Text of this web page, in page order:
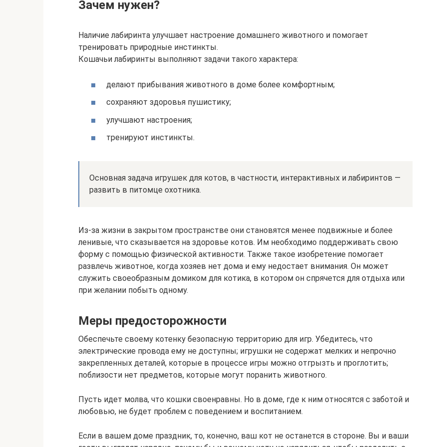
Зачем нужен?
Наличие лабиринта улучшает настроение домашнего животного и помогает
тренировать природные инстинкты.
Кошачьи лабиринты выполняют задачи такого характера:
делают прибывания животного в доме более комфортным;
сохраняют здоровья пушистику;
улучшают настроения;
тренируют инстинкты.
Основная задача игрушек для котов, в частности, интерактивных и лабиринтов —
развить в питомце охотника.
Из-за жизни в закрытом пространстве они становятся менее подвижные и более
ленивые, что сказывается на здоровье котов. Им необходимо поддерживать свою
форму с помощью физической активности. Также такое изобретение помогает
развлечь животное, когда хозяев нет дома и ему недостает внимания. Он может
служить своеобразным домиком для котика, в котором он спрячется для отдыха или
при желании побыть одному.
Меры предосторожности
Обеспечьте своему котенку безопасную территорию для игр. Убедитесь, что
электрические провода ему не доступны; игрушки не содержат мелких и непрочно
закрепленных деталей, которые в процессе игры можно отгрызть и проглотить;
поблизости нет предметов, которые могут поранить животного.
Пусть идет молва, что кошки своенравны. Но в доме, где к ним относятся с заботой и
любовью, не будет проблем с поведением и воспитанием.
Если в вашем доме праздник, то, конечно, ваш кот не останется в стороне. Вы и ваши